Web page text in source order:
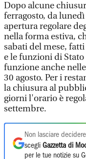
Dopo alcune
ferragosto, da
apertura regolare
nella forma estiva,
sabati del mese,
e le funzioni di
funzione anche
30 agosto. Per i
la chiusura al
giorni l'orario è
settembre.
Non lasciare
scegli Gazzetta di
per le tue notizie su